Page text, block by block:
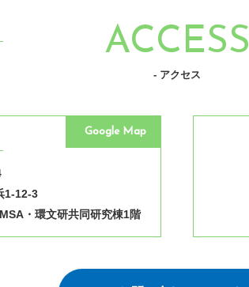
ACCESS
- アクセス
1-12-3
・環文研共同研究棟1階
Google Map